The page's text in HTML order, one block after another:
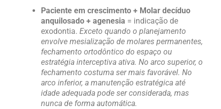
Paciente em crescimento + Molar decíduo
anquilosado + agenesia = indicação de
exodontia. Exceto quando o planejamento
envolve mesialização de molares permanentes,
fechamento ortodôntico do espaço ou
estratégia interceptiva ativa. No arco superior, o
fechamento costuma ser mais favorável. No
arco inferior, a manutenção estratégica até
idade adequada pode ser considerada, mas
nunca de forma automática.